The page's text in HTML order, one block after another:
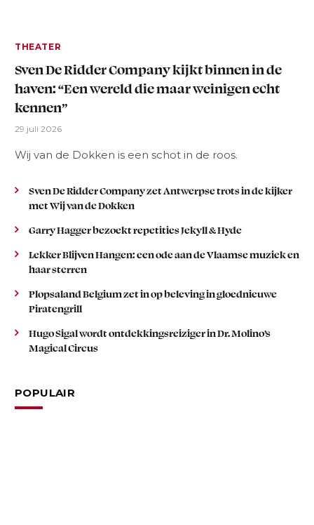
THEATER
Sven De Ridder Company kijkt binnen in de
haven: “Een wereld die maar weinigen echt
kennen”
29 juli 2026
Wij van de Dokken is een schot in de roos.
Sven De Ridder Company zet Antwerpse trots in de kijker
met Wij van de Dokken
Garry Hagger bezoekt repetities Jekyll & Hyde
Lekker Blijven Hangen: een ode aan de Vlaamse muziek en
haar sterren
Plopsaland Belgium zet in op beleving in gloednieuwe
Piratengrill
Hugo Sigal wordt ontdekkingsreiziger in Dr. Molino’s
Magical Circus
POPULAIR